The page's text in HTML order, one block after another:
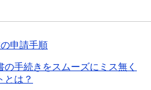
申請手順
手続きをスムーズにミス無く
とは？